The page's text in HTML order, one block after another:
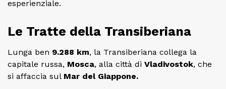
esperienziale.
Le Tratte della Transiberiana
Lunga ben 9.288 km, la Transiberiana collega la
capitale russa, Mosca, alla città di Vladivostok, che
si affaccia sul Mar del Giappone.